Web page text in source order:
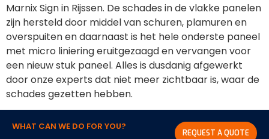
Marnix Sign in Rijssen. De schades in de vlakke panelen
zijn hersteld door middel van schuren, plamuren en
overspuiten en daarnaast is het hele onderste paneel
met micro liniering eruitgezaagd en vervangen voor
een nieuw stuk paneel. Alles is dusdanig afgewerkt
door onze experts dat niet meer zichtbaar is, waar de
schades gezetten hebben.
WHAT CAN WE DO FOR YOU?
REQUEST A QUOTE